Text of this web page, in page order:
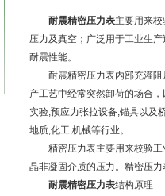
耐震精密压力表主要用来校
压力及真空；广泛用于工业生
耐震性能。
耐震精密压力表内部充灌阻
产工艺中经常突然卸荷的场合
实验,预应力张拉设备,锚具以及
地质,化工,机械等行业。
精密压力表主要用来校验工
晶非凝固介质的压力。精密压
耐震精密压力表结构原理